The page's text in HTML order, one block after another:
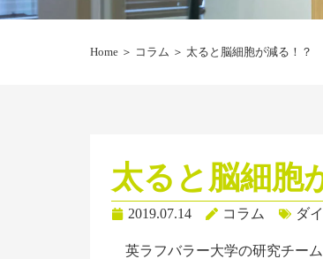
Home ＞ コラム ＞ 太ると脳細胞が減る！？
太ると脳細胞
2019.07.14 コラム ダ
英ラフバラー大学の研究チー